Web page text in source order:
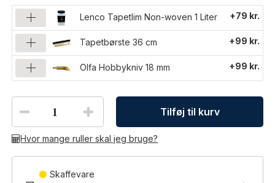
Lenco Tapetlim Non-woven 1 Liter +79 kr.
Tapetbørste 36 cm +99 kr.
Olfa Hobbykniv 18 mm +99 kr.
Tilføj til kurv
Hvor mange ruller skal jeg bruge?
Skaffevare